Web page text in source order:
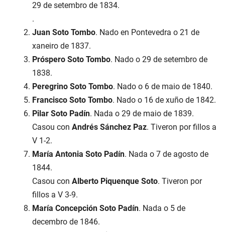
29 de setembro de 1834.
.
Juan Soto Tombo. Nado en Pontevedra o 21 de
xaneiro de 1837.
Próspero Soto Tombo. Nado o 29 de setembro de
1838.
Peregrino Soto Tombo. Nado o 6 de maio de 1840.
Francisco Soto Tombo. Nado o 16 de xuño de 1842.
Pilar Soto Padín. Nada o 29 de maio de 1839.
Casou con Andrés Sánchez Paz. Tiveron por fillos a
V 1-2.
María Antonia Soto Padín. Nada o 7 de agosto de
1844.
Casou con Alberto Piquenque Soto. Tiveron por
fillos a V 3-9.
María Concepción Soto Padín. Nada o 5 de
decembro de 1846.